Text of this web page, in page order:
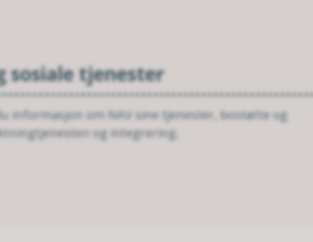
sosiale tjenester
informasjon om NAV sine tjenester, bostøtte og
og integrering.